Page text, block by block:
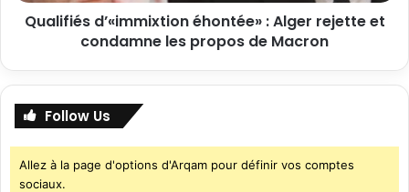
Qualifiés d’«immixtion éhontée» : Alger rejette et
condamne les propos de Macron
Follow Us
Allez à la page d'options d'Arqam pour définir vos comptes
sociaux.